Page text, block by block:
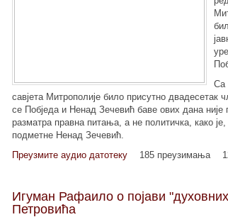
Са
савјета Митрополије било присутно двадесетак
се Побједа и Ненад Зечевић баве ових дана није
разматра правна питања, а не политичка, како
подметне Ненад Зечевић.
Преузмите аудио датотеку
185 преузимања
Игуман Рафаило о појави
Петровића